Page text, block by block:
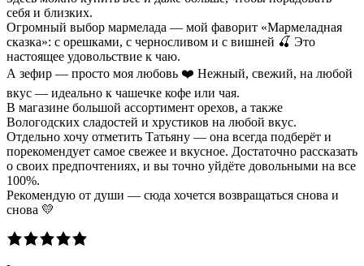
себя и близких.
Огромный выбор мармелада — мой фаворит «Мармеладная
сказка»: с орешками, с черносливом и с вишней 🍒 Это
настоящее удовольствие к чаю.
А зефир — просто моя любовь ❤️ Нежный, свежий, на любой
вкус — идеально к чашечке кофе или чая.
В магазине большой ассортимент орехов, а также
Вологодских сладостей и хрустиков на любой вкус.
Отдельно хочу отметить Татьяну — она всегда подберёт и
порекомендует самое свежее и вкусное. Достаточно рассказать
о своих предпочтениях, и вы точно уйдёте довольными на все
100%.
Рекомендую от души — сюда хочется возвращаться снова и
снова 💛